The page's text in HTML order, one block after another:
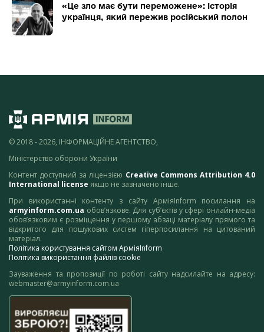
«Це зло має бути переможене»: історія
українця, який пережив російський полон
© 2018 - 2026, ІНФОРМАЦІЙНЕ АГЕНТСТВО,
Міністерство оборони України
Контент доступний за ліцензією Creative Commons Attribution 4.0
International license якщо не зазначено інше.
При використанні контенту з сайту АрміяInform посилання на
armyinform.com.ua обов’язкове. Для суб’єктів у сфері онлайн-медіа
обов’язковим є розміщення у першому абзаці матеріалу прямого та
відкритого для пошукових систем гіперпосилання на цитований
матеріал.
Політика користування сайтом АрміяInform
Політика використання файлів cookie
Зауваження та пропозиції по роботі сайту надсилайте на адресу:
webmaster@armyinform.com.ua